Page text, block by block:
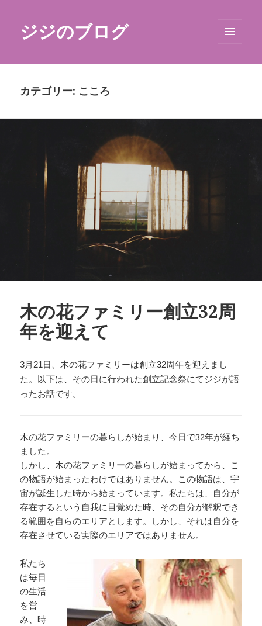
ジジのブログ
カテゴリー: こころ
木の花ファミリー創立32周
年を迎えて
3月21日、木の花ファミリーは創立32周年を迎えまし
た。以下は、その日に行われた創立記念祭にてジジが語
ったお話です。
木の花ファミリーの暮らしが始まり、今日で32年が経ち
ました。
しかし、木の花ファミリーの暮らしが始まってから、こ
の物語が始まったわけではありません。この物語は、宇
宙が誕生した時から始まっています。私たちは、自分が
存在するという自我に目覚めた時、その自分が解釈でき
る範囲を自らのエリアとします。しかし、それは自分を
存在させている実際のエリアではありません。
私たち
は毎日
の生活
を営
み、時